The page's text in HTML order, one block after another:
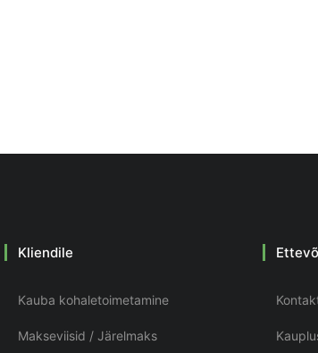
Kliendile
Kauba kohaletoimetamine
Makseviisid / Järelmaks